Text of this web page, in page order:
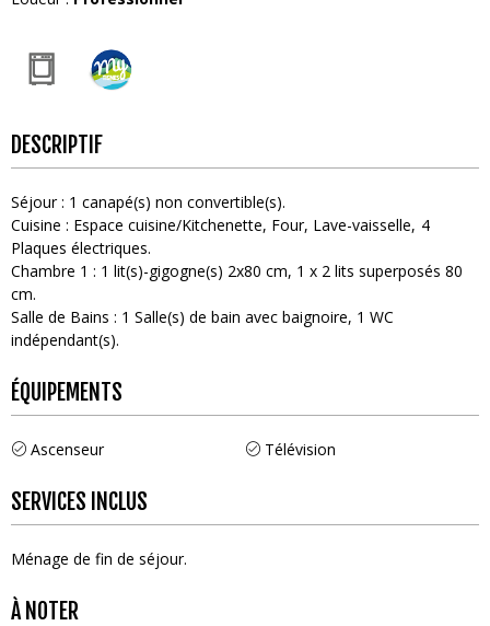
DESCRIPTIF
Séjour: 1 canapé(s) non convertible(s)
Cuisine : Espace cuisine/Kitchenette Four Lave-vaisselle 4
Plaques électriques
Chambre 1 : 1 lit(s)-gigogne(s) 2x80 cm 1 x 2 lits superposés 80
cm
Salle de Bains : 1 Salle(s) de bain avec baignoire 1 WC
indépendant(s)
ÉQUIPEMENTS
Ascenseur Télévision
SERVICES INCLUS
Ménage de fin de séjour
À NOTER